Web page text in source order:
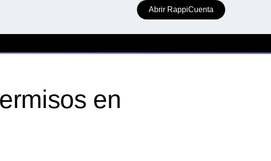
Abrir RappiCuenta
en